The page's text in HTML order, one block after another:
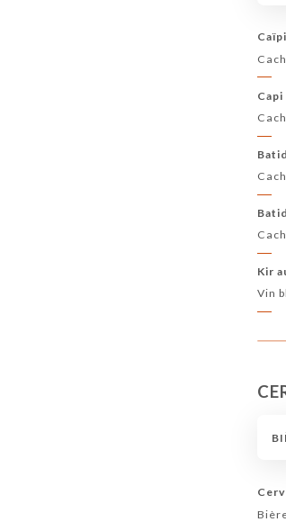
Capi
Kir
Vin